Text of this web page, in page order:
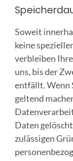
Soweit
keine
verbleiben
uns, bis der
entfällt. Wenn
geltend
Daten
zulässigen